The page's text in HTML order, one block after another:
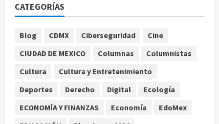
1
Escobar
Internacional
‘Spider-Man: Brand New Day’ y ‘The
millones de dólares en un fin de
agosto 5, 2026
Sheinbaum anuncia nuevo sistema
CATEGORÍAS
Blog CDMX Ciberseguridad
Cine
CIUDAD DE MEXICO
Columnas
Columnistas
Cultura
Cultura y Entretenimiento
Deportes
Derecho Digital
Ecología
ECONOMÍA Y FINANZAS
Economía
EdoMex